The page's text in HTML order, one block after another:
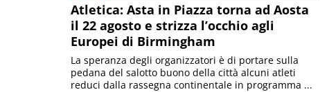
Atletica: Asta in Piazza torna ad Aosta
il 22 agosto e strizza l’occhio agli
Europei di Birmingham
La speranza degli organizzatori è di portare sulla
pedana del salotto buono della città alcuni atleti
reduci dalla rassegna continentale in programma ...